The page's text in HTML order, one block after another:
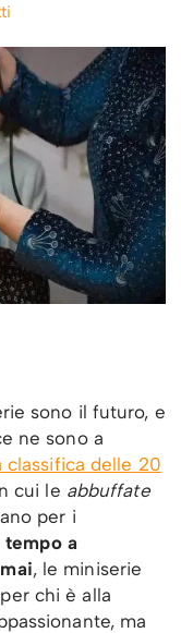
sono il futuro, e
ne sono a
classifica delle 20
cui le abbuffate
per i
tempo a
, le miniserie
chi è alla
ma